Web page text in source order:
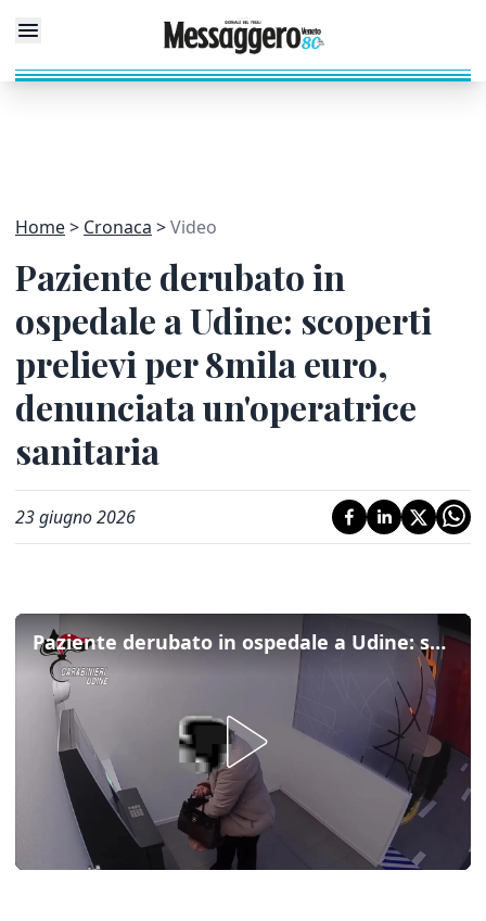
Home Cronaca Video
Paziente derubato in
ospedale a Udine: scoperti
prelievi per 8mila euro,
denunciata un'operatrice
sanitaria
23 giugno 2026
Paziente derubato in ospedale a Udine: scoperti prelievi per 8mila euro, denunciata un'operatrice sanitaria